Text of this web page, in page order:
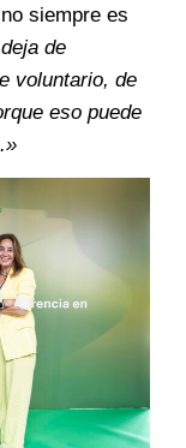
siempre es
de
voluntario, de
eso puede